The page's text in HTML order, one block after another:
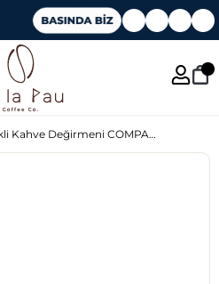
Hario V60 Elektrikli Kahve Değirmeni COMPACT N